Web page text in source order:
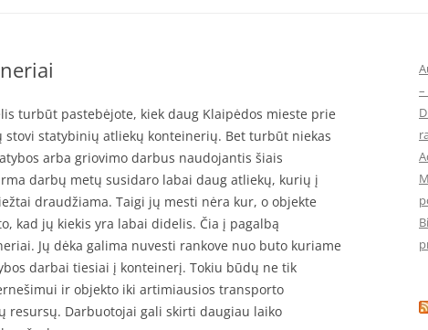
turbūt pastebėjote, kiek daug Klaipėdos mieste prie
statybinių atliekų konteinerių. Bet turbūt niekas
arba griovimo darbus naudojantis šiais
darbų metų susidaro labai daug atliekų, kurių į
draudžiama. Taigi jų mesti nėra kur, o objekte
kad jų kiekis yra labai didelis. Čia į pagalbą
Jų dėka galima nuvesti rankove nuo buto kuriame
darbai tiesiai į konteinerį. Tokiu būdų ne tik
ir objekto iki artimiausios transporto
resursų. Darbuotojai gali skirti daugiau laiko